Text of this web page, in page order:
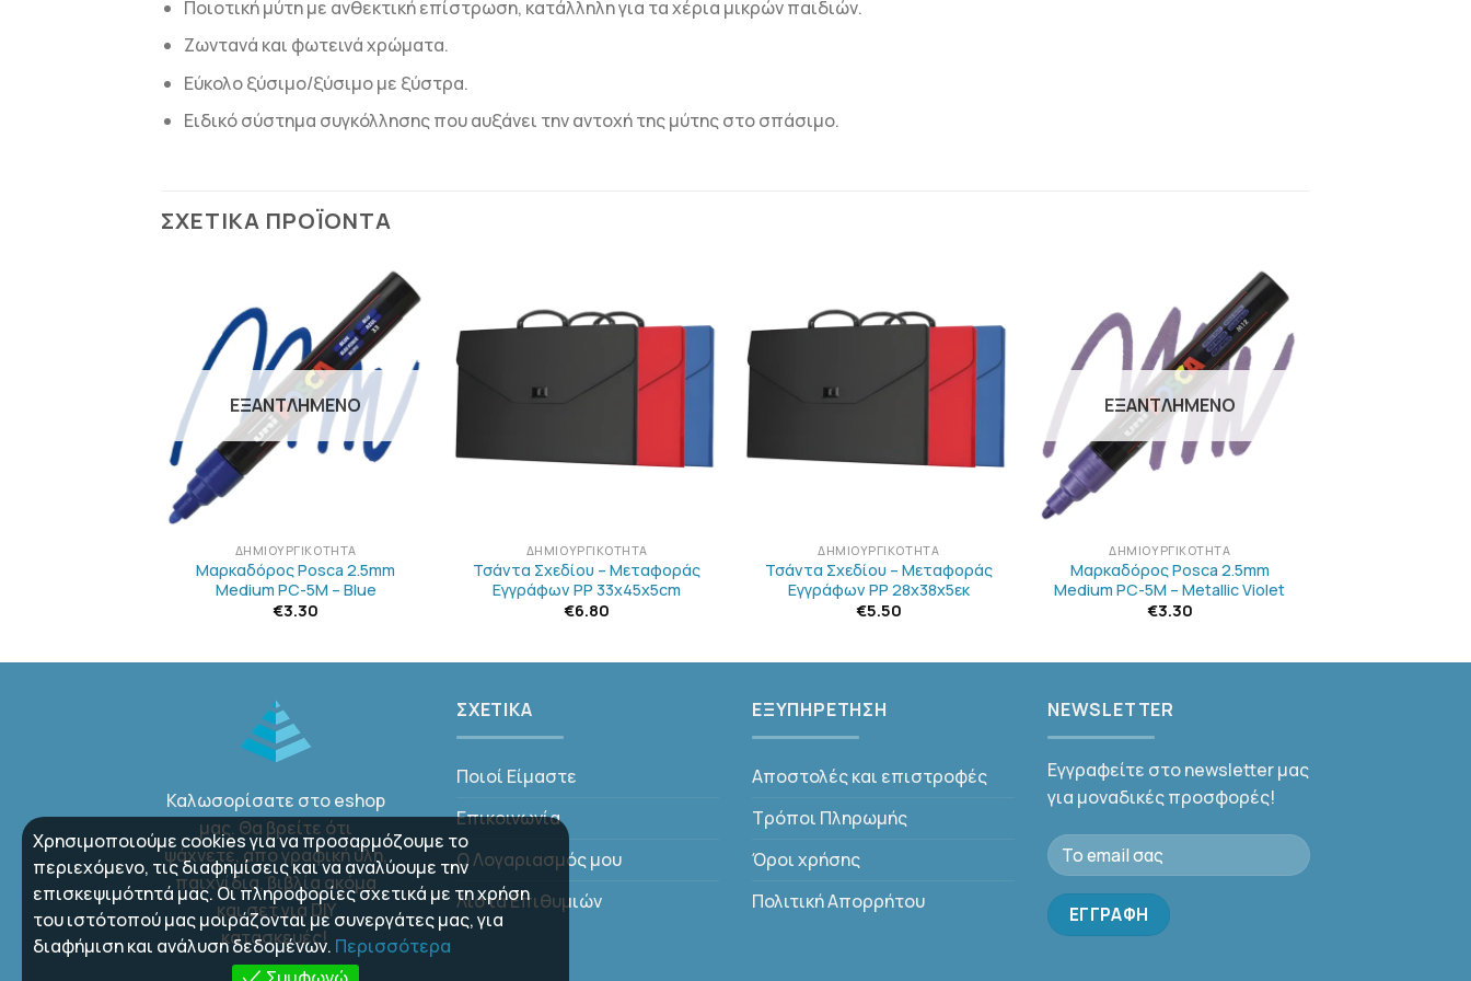
Ποιοτική μύτη με ανθεκτική επίστρωση, κατάλληλη για τα χέρια μικρών παιδιών.
Ζωντανά και φωτεινά χρώματα.
Εύκολο ξύσιμο/ξύσιμο με ξύστρα.
Ειδικό σύστημα συγκόλλησης που αυξάνει την αντοχή της μύτης στο σπάσιμο.
ΣΧΕΤΙΚΆ ΠΡΟΪΌΝΤΑ
ΠΡΟΣΘΉΚΗ
ΣΤΗΝ
ΛΊΣΤΑ
ΕΠΙΘΥΜΙΏΝ
+
ΕΞΑΝΤΛΗΜΈΝΟ
ΔΗΜΙΟΥΡΓΙΚΌΤΗΤΑ
Μαρκαδόρος Posca 2.5mm
Medium PC-5M – Blue
€3.30
ΠΡΟΣΘΉΚΗ
ΕΠΙΘΥΜΙΏΝ
ΔΗΜΙΟΥΡΓΙΚΌΤΗΤΑ
Τσάντα Σχεδίου – Μεταφοράς
Εγγράφων PP 33x45x5cm
€6.80
ΠΡΟΣΘΉΚΗ
ΕΠΙΘΥΜΙΏΝ
ΔΗΜΙΟΥΡΓΙΚΌΤΗΤΑ
Τσάντα Σχεδίου – Μεταφοράς
Εγγράφων PP 28x38x5εκ
€5.50
ΠΡΟΣΘΉΚΗ
ΣΤΗΝ
ΛΊΣΤΑ
ΕΠΙΘΥΜΙΏΝ
+
ΕΞΑΝΤΛΗΜΈΝΟ
ΔΗΜΙΟΥΡΓΙΚΌΤΗΤΑ
Μαρκαδόρος Posca 2.5mm
Medium PC-5M – Metallic Violet
€3.30
Καλωσορίσατε στο eshop
μας. Θα βρείτε ότι
ψάχνετε, απο γραφική ύλη,
παιχνίδια, βιβλία ακόμα
και σετ για DIY
κατασκευές!
ΣΧΕΤΙΚΑ
Ποιοί Είμαστε
Επικοινωνία
Ο Λογαριασμός μου
Λίστα Επιθυμιών
ΕΞΥΠΗΡΕΤΗΣΗ
Αποστολές και επιστροφές
Τρόποι Πληρωμής
Όροι χρήσης
Πολιτική Απορρήτου
NEWSLETTER
Εγγραφείτε στο newsletter μας
για μοναδικές προσφορές!
Χρησιμοποιούμε cookies για να προσαρμόζουμε το
περιεχόμενο, τις διαφημίσεις και να αναλύουμε την
επισκεψιμότητά μας. Οι πληροφορίες σχετικά με τη χρήση
του ιστότοπού μας μοιράζονται με συνεργάτες μας, για
διαφήμιση και ανάλυση δεδομένων. Περισσότερα